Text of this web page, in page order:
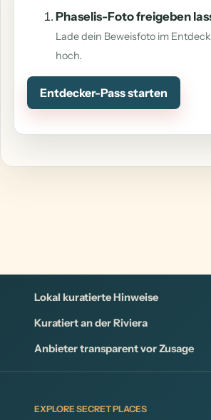
Phaselis-Foto freigeben
Lade dein Beweisfoto im
hoch.
Entdecker-Pass starten
Lokal kuratierte Hinweise
Kuratiert an der Riviera
Anbieter transparent vor Zusage
EXPLORE SECRET PLACES